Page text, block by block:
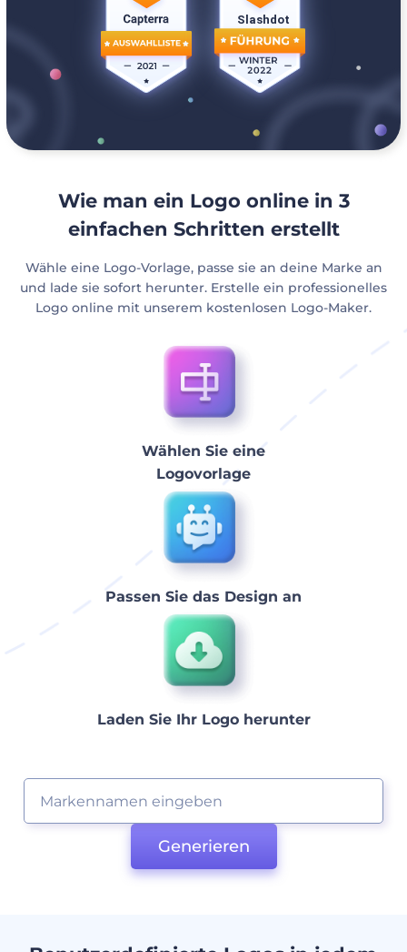
Wie man ein Logo online in 3
einfachen Schritten erstellt
Wähle eine Logo-Vorlage, passe sie an deine Marke an
und lade sie sofort herunter. Erstelle ein professionelles
Logo online mit unserem kostenlosen Logo-Maker.
Wählen Sie eine
Logovorlage
Passen Sie das Design an
Laden Sie Ihr Logo herunter
Generieren